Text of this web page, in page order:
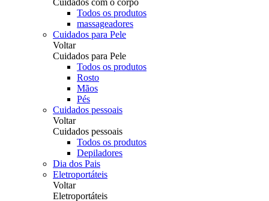
Cuidados com o corpo
Todos os produtos
massageadores
Cuidados para Pele
Voltar
Cuidados para Pele
Todos os produtos
Rosto
Mãos
Pés
Cuidados pessoais
Voltar
Cuidados pessoais
Todos os produtos
Depiladores
Dia dos Pais
Eletroportáteis
Voltar
Eletroportáteis